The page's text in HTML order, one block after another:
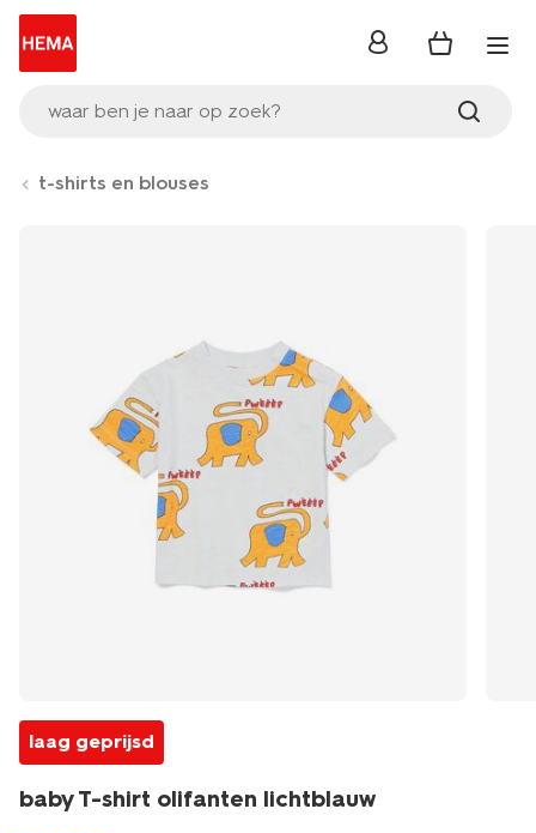
waar ben je naar op zoek?
inloggen
t-shirts en blouses
laag geprijsd
baby T-shirt olifanten lichtblauw